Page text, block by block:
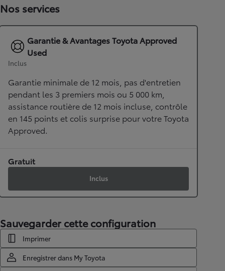
Nos services
Garantie & Avantages Toyota Approved
Used
Inclus
Garantie minimale de 12 mois, pas d'entretien
pendant les 3 premiers mois ou 5 000 km,
assistance routière de 12 mois incluse, contrôle
en 145 points et colis surprise pour votre Toyota
Approved.
Gratuit
Inclus
Sauvegarder cette configuration
Imprimer
Enregistrer dans My Toyota